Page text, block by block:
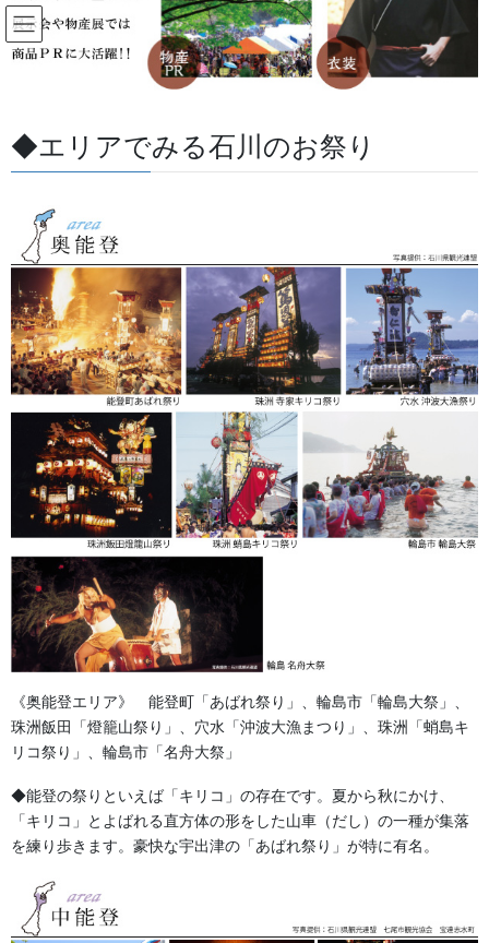
コ
ン
テ
移
動
ナ
ビ
ゲ
ン
に
すべての記事
すべての記事 お祭用品・品目
お祭備品と豆知識
2026/05/26 / 最終更新日 :
お祭備品と豆知識
金沢「百万石まつり」に初お披露
目の戸水獅子舞様の法被を納品さ
せていただきました。
◆エリアでみる石川のお祭り
《奥能登エリア》 能登町「あばれ祭り」、輪島市「輪島大祭」、
珠洲飯田「燈籠山祭り」、穴水「沖波大漁まつり」、珠洲「蛸島キ
リコ祭り」、輪島市「名舟大祭」
◆能登の祭りといえば「キリコ」の存在です。夏から秋にかけ、
「キリコ」とよばれる直方体の形をした山車（だし）の一種が集落
を練り歩きます。豪快な宇出津の「あばれ祭り」が特に有名。